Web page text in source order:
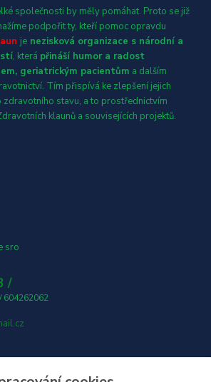
společnosti by měly pomáhat. Proto se již
podpořit ty, kteří pomoc opravdu
je nezisková organizace s národní a
, která přináší humor a radost
geriatrickým pacientům a dalším
Tím přispívá ke zlepšení jejich
zdravotního stavu, a to prostřednictvím
klaunů a souvisejících projektů.
sro
/
604262062